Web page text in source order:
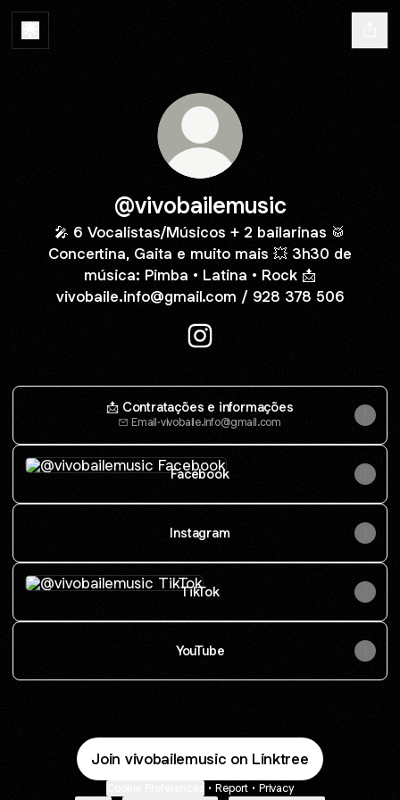
@vivobailemusic
🎤 6 Vocalistas/Músicos + 2 bailarinas 🥁
Concertina, Gaita e muito mais 💥 3h30 de
música: Pimba • Latina • Rock 📩
vivobaile.info@gmail.com / 928 378 506
📩 Contratações e informações
Email·vivobaile.info@gmail.com
Facebook
Facebook
Instagram
TikTok
TikTok
YouTube
Join vivobailemusic on Linktree
• Report • Privacy